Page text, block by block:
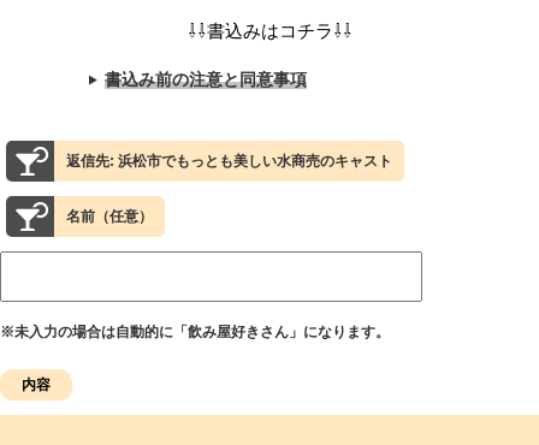
⇩⇩書込みはコチラ⇩⇩
書込み前の注意と同意事項
返信先: 浜松市でもっとも美しい水商売のキャスト
名前（任意）
※未入力の場合は自動的に「飲み屋好きさん」になります。